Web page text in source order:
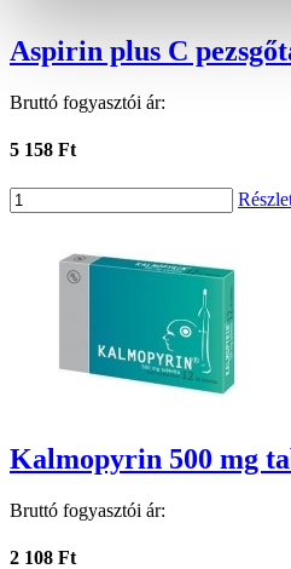
Aspirin plus C
Bruttó fogyasztói ár:
5 158 Ft
Kalmopyrin 500 mg
Bruttó fogyasztói ár:
2 108 Ft